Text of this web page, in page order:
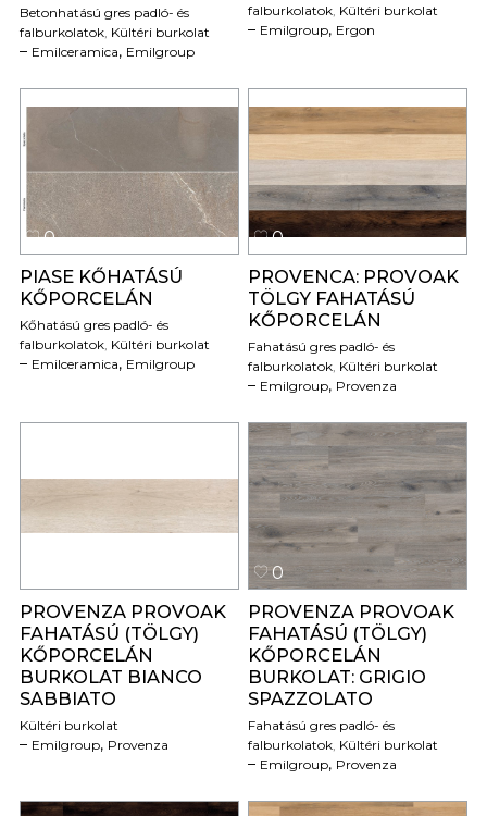
Betonhatású gres padló- és
falburkolatok, Kültéri burkolat
Emilceramica, Emilgroup
falburkolatok Kültéri burkolat
Emilgroup, Ergon
0
PIASE KŐHATÁSÚ
KŐPORCELÁN
Kőhatású gres padló- és
falburkolatok, Kültéri burkolat
Emilceramica, Emilgroup
0
PROVENCA: PROVOAK
TÖLGY FAHATÁSÚ
KŐPORCELÁN
Fahatású gres padló- és
falburkolatok, Kültéri burkolat
Emilgroup, Provenza
PROVENZA PROVOAK
FAHATÁSÚ (TÖLGY)
KŐPORCELÁN
BURKOLAT BIANCO
SABBIATO
Kültéri burkolat
Emilgroup, Provenza
0
PROVENZA PROVOAK
FAHATÁSÚ (TÖLGY)
KŐPORCELÁN
BURKOLAT: GRIGIO
SPAZZOLATO
Fahatású gres padló- és
falburkolatok Kültéri burkolat
Emilgroup, Provenza